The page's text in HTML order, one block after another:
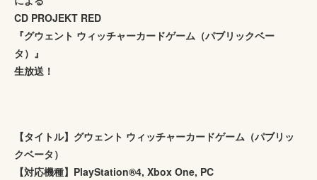
CD PROJEKT RED
『グウェント ウィッチャーカードゲーム（パブリックベー
タ）』
生放送！
【タイトル】グウェント ウィッチャーカードゲーム（パブリッ
クベータ）
【対応機種】PlayStation®4, Xbox One, PC